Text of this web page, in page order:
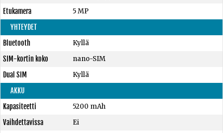
Etukamera
5 MP
YHTEYDET
Bluetooth
Kyllä
SIM-kortin koko
nano-SIM
Dual SIM
Kyllä
AKKU
Kapasiteetti
5200 mAh
Vaihdettavissa
Ei